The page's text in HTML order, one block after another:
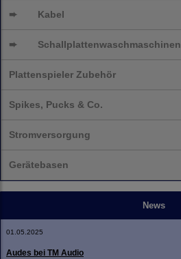
➨ Kabel
➨ Schallplattenwaschmaschinen
Plattenspieler Zubehör
Spikes, Pucks & Co.
Stromversorgung
Gerätebasen
News
01.05.2025
Audes bei TM Audio